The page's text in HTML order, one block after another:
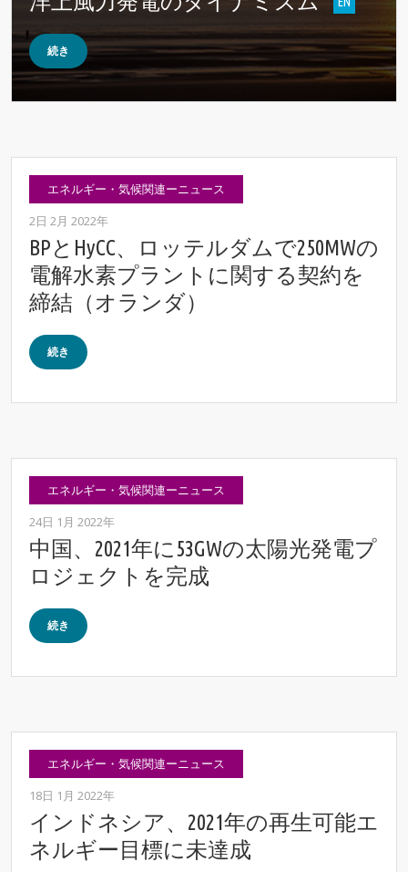
続き
エネルギー・気候関連ーニュース
2日 2月 2022年
BPとHyCC、ロッテルダムで250MWの
電解水素プラントに関する契約を
締結（オランダ）
続き
エネルギー・気候関連ーニュース
24日 1月 2022年
中国、2021年に53GWの太陽光発電プ
ロジェクトを完成
続き
エネルギー・気候関連ーニュース
18日 1月 2022年
インドネシア、2021年の再生可能エ
ネルギー目標に未達成